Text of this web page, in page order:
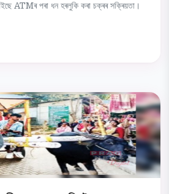
ATMৰ পৰা ধন হৰলুকি কৰা চক্ৰৰ সক্ৰিয়তা।